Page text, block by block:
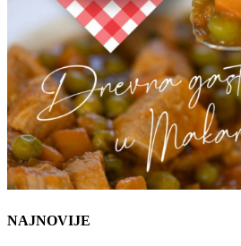
NAJNOVIJE